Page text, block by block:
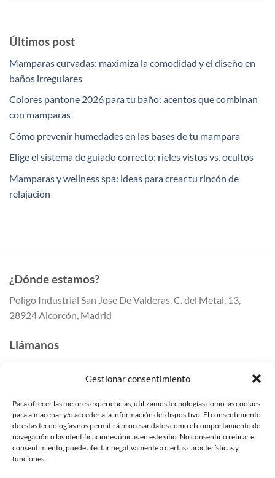
Gestionar consentimiento
Para ofrecer las mejores experiencias, utilizamos tecnologías como las cookies
para almacenar y/o acceder a la información del dispositivo. El consentimiento
de estas tecnologías nos permitirá procesar datos como el comportamiento de
navegación o las identificaciones únicas en este sitio. No consentir o retirar el
consentimiento, puede afectar negativamente a ciertas características y
funciones.
Últimos post
Mamparas curvadas: maximiza la comodidad y el diseño en
baños irregulares
Colores pantone 2026 para tu baño: acentos que combinan
con mamparas
Cómo prevenir humedades en las bases de tu mampara
Elige el sistema de guiado correcto: rieles vistos vs. ocultos
Mamparas y wellness spa: ideas para crear tu rincón de
relajación
¿Dónde estamos?
Poligo Industrial San Jose De Valderas, C. del Metal, 13,
28924 Alcorcón, Madrid
Llámanos
Escríbenos
info@mundomampara.com